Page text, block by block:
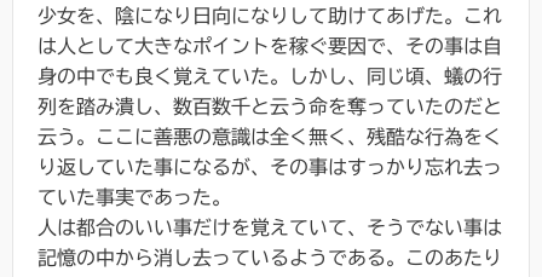
少女を、陰になり日向になりして助けてあげた。これ
は人として大きなポイントを稼ぐ要因で、その事は自
身の中でも良く覚えていた。しかし、同じ頃、蟻の行
列を踏み潰し、数百数千と云う命を奪っていたのだと
云う。ここに善悪の意識は全く無く、残酷な行為をく
り返していた事になるが、その事はすっかり忘れ去っ
ていた事実であった。
人は都合のいい事だけを覚えていて、そうでない事は
記憶の中から消し去っているようである。このあたり